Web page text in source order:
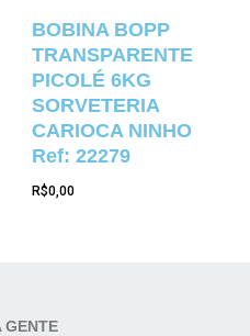
BOBINA BOPP
TRANSPARENTE
PICOLÉ 6KG
SORVETERIA
CARIOCA NINHO
Ref: 22279
R$0,00
GENTE